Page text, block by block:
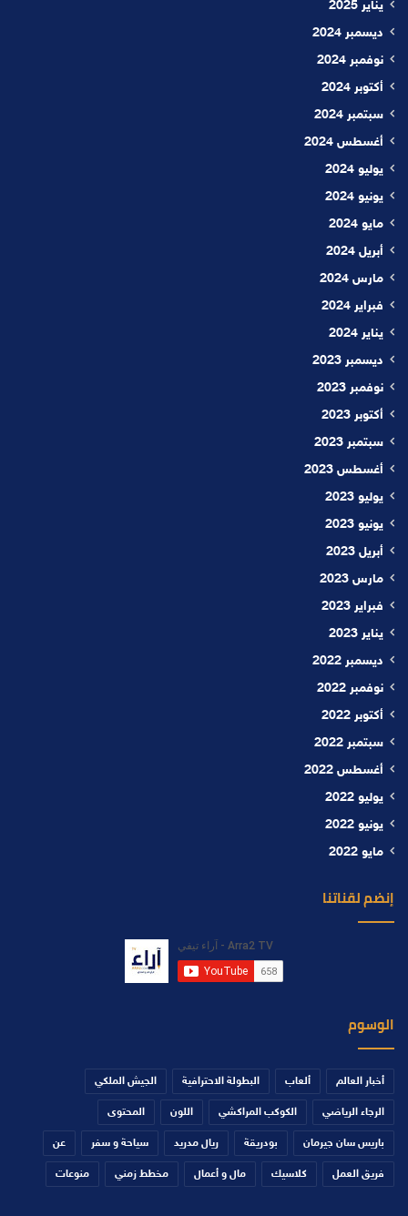
يناير 2025
ديسمبر 2024
نوفمبر 2024
أكتوبر 2024
سبتمبر 2024
أغسطس 2024
يوليو 2024
يونيو 2024
مايو 2024
أبريل 2024
مارس 2024
فبراير 2024
يناير 2024
ديسمبر 2023
نوفمبر 2023
أكتوبر 2023
سبتمبر 2023
أغسطس 2023
يوليو 2023
يونيو 2023
أبريل 2023
مارس 2023
فبراير 2023
يناير 2023
ديسمبر 2022
نوفمبر 2022
أكتوبر 2022
سبتمبر 2022
أغسطس 2022
يوليو 2022
يونيو 2022
مايو 2022
إنضم لقناتنا
الوسوم
أخبار العالم ألعاب البطولة الاحترافية الجيش الملكي
الرجاء الرياضي الكوكب المراكشي اللون المحتوى
باريس سان جيرمان بودريقة ريال مدريد سياحة و سفر عن
فريق العمل كلاسيك مال و أعمال مخطط زمني منوعات